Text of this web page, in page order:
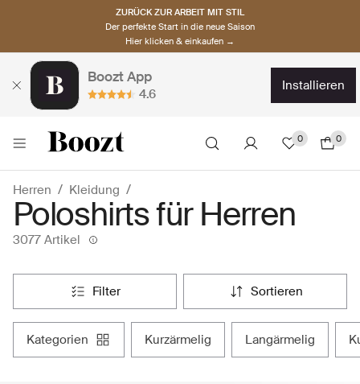
ZURÜCK ZUR ARBEIT MIT STIL
Der perfekte Start in die neue Saison
Hier klicken & einkaufen →
Boozt App
4.6
installieren
0 0
Herren Kleidung
Poloshirts für Herren
3077 Artikel
filter sortieren
kategorien kurzärmelig langärmelig